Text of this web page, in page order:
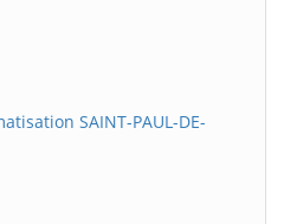
SAINT-PAUL-DE-